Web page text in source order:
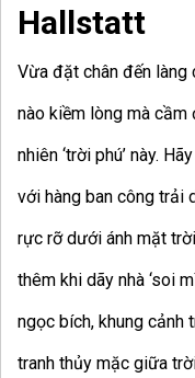
Hallstatt
Vừa đặt chân đến làng
nào kiềm lòng mà
nhiên ‘trời phú’ này.
với hàng ban công trải
rực rỡ dưới ánh mặt
thêm khi dãy nhà ‘soi
ngọc bích, khung
tranh thủy mặc giữa